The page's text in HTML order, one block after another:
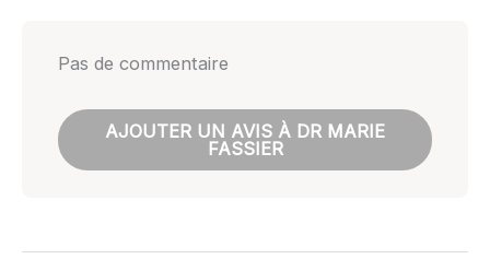
Pas de commentaire
AJOUTER UN AVIS À DR MARIE
FASSIER